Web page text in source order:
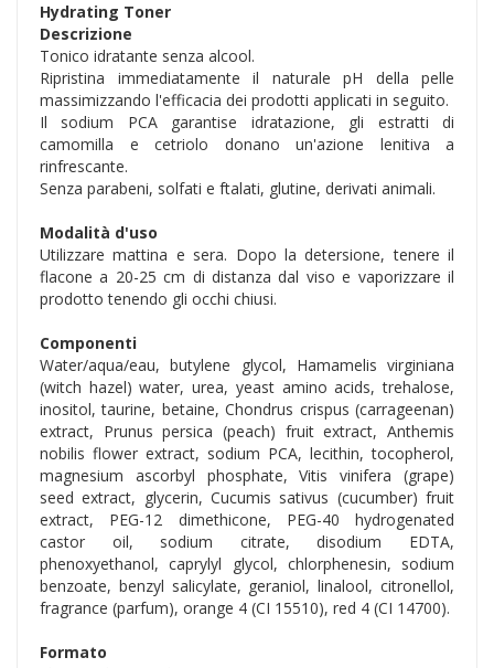
Hydrating Toner
Descrizione
Tonico idratante senza alcool.
Ripristina immediatamente il naturale pH della pelle
massimizzando l'efficacia dei prodotti applicati in seguito.
Il sodium PCA garantise idratazione, gli estratti di
camomilla e cetriolo donano un'azione lenitiva a
rinfrescante.
Senza parabeni, solfati e ftalati, glutine, derivati animali.
Modalità d'uso
Utilizzare mattina e sera. Dopo la detersione, tenere il
flacone a 20-25 cm di distanza dal viso e vaporizzare il
prodotto tenendo gli occhi chiusi.
Componenti
Water/aqua/eau, butylene glycol, Hamamelis virginiana
(witch hazel) water, urea, yeast amino acids, trehalose,
inositol, taurine, betaine, Chondrus crispus (carrageenan)
extract, Prunus persica (peach) fruit extract, Anthemis
nobilis flower extract, sodium PCA, lecithin, tocopherol,
magnesium ascorbyl phosphate, Vitis vinifera (grape)
seed extract, glycerin, Cucumis sativus (cucumber) fruit
extract, PEG-12 dimethicone, PEG-40 hydrogenated
castor oil, sodium citrate, disodium EDTA,
phenoxyethanol, caprylyl glycol, chlorphenesin, sodium
benzoate, benzyl salicylate, geraniol, linalool, citronellol,
fragrance (parfum), orange 4 (CI 15510), red 4 (CI 14700).
Formato